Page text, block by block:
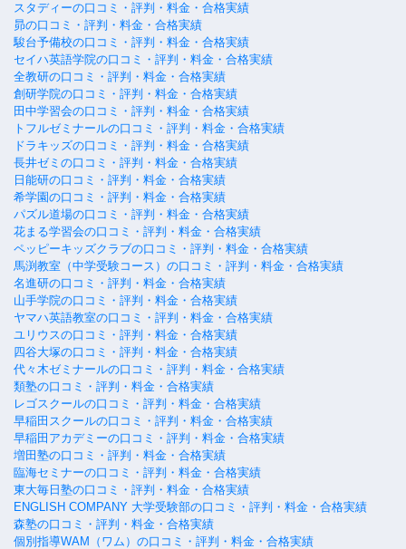
スタディーの口コミ・評判・料金・合格実績
昴の口コミ・評判・料金・合格実績
駿台予備校の口コミ・評判・料金・合格実績
セイハ英語学院の口コミ・評判・料金・合格実績
全教研の口コミ・評判・料金・合格実績
創研学院の口コミ・評判・料金・合格実績
田中学習会の口コミ・評判・料金・合格実績
トフルゼミナールの口コミ・評判・料金・合格実績
ドラキッズの口コミ・評判・料金・合格実績
長井ゼミの口コミ・評判・料金・合格実績
日能研の口コミ・評判・料金・合格実績
希学園の口コミ・評判・料金・合格実績
パズル道場の口コミ・評判・料金・合格実績
花まる学習会の口コミ・評判・料金・合格実績
ペッピーキッズクラブの口コミ・評判・料金・合格実績
馬渕教室（中学受験コース）の口コミ・評判・料金・合格実績
名進研の口コミ・評判・料金・合格実績
山手学院の口コミ・評判・料金・合格実績
ヤマハ英語教室の口コミ・評判・料金・合格実績
ユリウスの口コミ・評判・料金・合格実績
四谷大塚の口コミ・評判・料金・合格実績
代々木ゼミナールの口コミ・評判・料金・合格実績
類塾の口コミ・評判・料金・合格実績
レゴスクールの口コミ・評判・料金・合格実績
早稲田スクールの口コミ・評判・料金・合格実績
早稲田アカデミーの口コミ・評判・料金・合格実績
増田塾の口コミ・評判・料金・合格実績
臨海セミナーの口コミ・評判・料金・合格実績
東大毎日塾の口コミ・評判・料金・合格実績
ENGLISH COMPANY 大学受験部の口コミ・評判・料金・合格実績
森塾の口コミ・評判・料金・合格実績
個別指導WAM（ワム）の口コミ・評判・料金・合格実績